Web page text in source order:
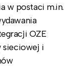
w postaci m.in.
OZE
sieciowej i